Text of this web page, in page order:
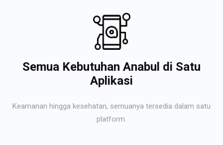
Semua Kebutuhan Anabul di Satu
Aplikasi
Keamanan hingga kesehatan, semuanya tersedia dalam satu
platform.